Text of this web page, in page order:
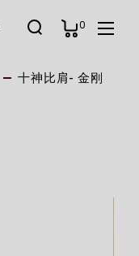
0
十神比肩- 金刚